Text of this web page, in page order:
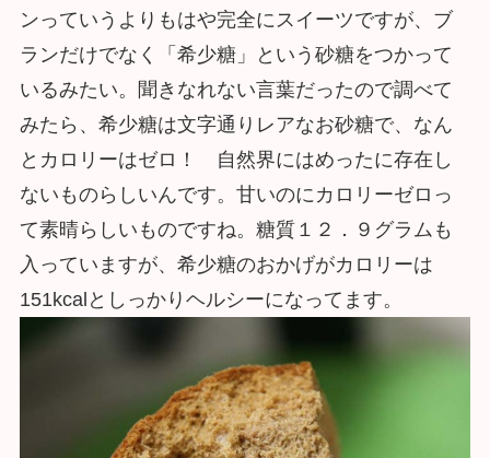
ンっていうよりもはや完全にスイーツですが、ブ
ランだけでなく「希少糖」という砂糖をつかって
いるみたい。聞きなれない言葉だったので調べて
みたら、希少糖は文字通りレアなお砂糖で、なん
とカロリーはゼロ！ 自然界にはめったに存在し
ないものらしいんです。甘いのにカロリーゼロっ
て素晴らしいものですね。糖質１２．９グラムも
入っていますが、希少糖のおかげがカロリーは
151kcalとしっかりヘルシーになってます。